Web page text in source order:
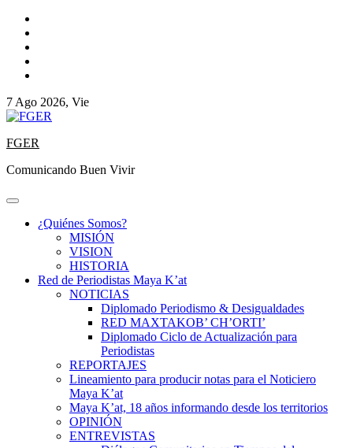
7 Ago 2026, Vie
FGER
Comunicando Buen Vivir
¿Quiénes Somos?
MISIÓN
VISION
HISTORIA
Red de Periodistas Maya K’at
NOTICIAS
Diplomado Periodismo & Desigualdades
RED MAXTAKOB’ CH’ORTI’
Diplomado Ciclo de Actualización para
Periodistas
REPORTAJES
Lineamiento para producir notas para el Noticiero
Maya K’at
Maya K’at, 18 años informando desde los territorios
OPINIÓN
ENTREVISTAS